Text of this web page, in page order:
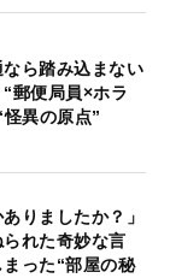
なら踏み込まない
郵便局員×ホラ
異の原点”
りましたか？」
れた奇妙な言
った“部屋の秘